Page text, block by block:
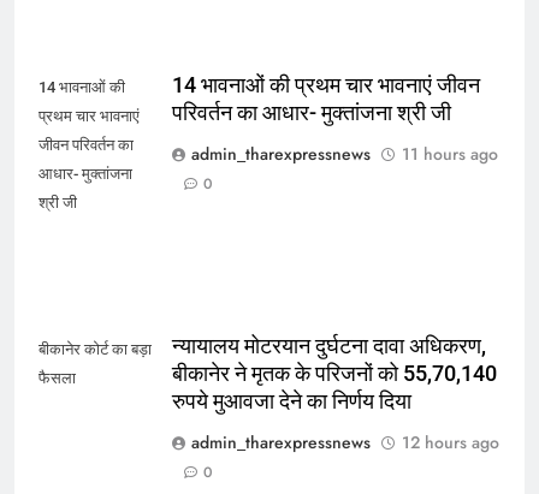
14 भावनाओं की
प्रथम चार भावनाएं
जीवन परिवर्तन का
आधार- मुक्तांजना
श्री जी
14 भावनाओं की प्रथम चार भावनाएं जीवन
परिवर्तन का आधार- मुक्तांजना श्री जी
admin_tharexpressnews
11 hours ago
0
बीकानेर कोर्ट का बड़ा
फैसला
न्यायालय मोटरयान दुर्घटना दावा अधिकरण,
बीकानेर ने मृतक के परिजनों को 55,70,140
रुपये मुआवजा देने का निर्णय दिया
admin_tharexpressnews
12 hours ago
0